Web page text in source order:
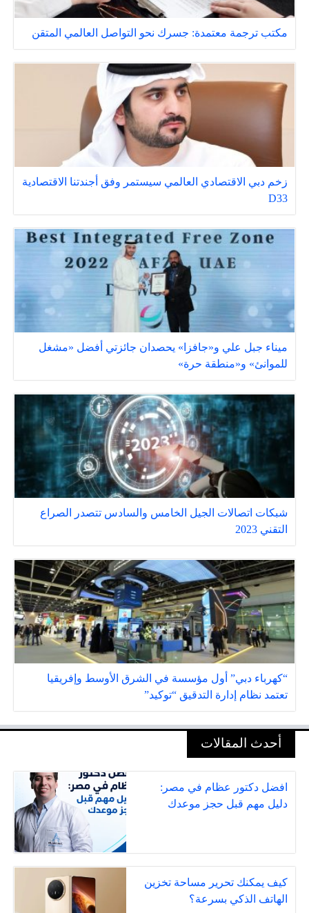
مكتب ترجمة معتمدة: جسرك نحو التواصل العالمي المتقن
زخم دبي الاقتصادي العالمي سيستمر وفق أجندتنا الاقتصادية
D33
ميناء جبل علي و«جافزا» يحصدان جائزتي أفضل «مشغل
للموانئ» و«منطقة حرة»
شبكات اتصالات الجيل الخامس والسادس تتصدر الصراع
التقني 2023
“كهرباء دبي” أول مؤسسة في الشرق الأوسط وإفريقيا
تعتمد نظام إدارة التدقيق “توكيد”
أحدث المقالات
افضل دكتور عظام في مصر:
دليل مهم قبل حجز موعدك
كيف يمكنك تحرير مساحة تخزين
الهاتف الذكي بسرعة؟